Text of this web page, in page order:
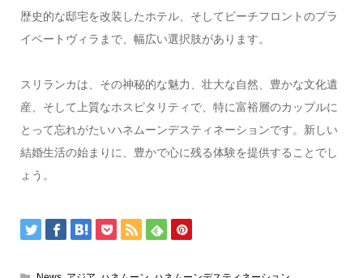
歴史的な邸宅を改装したホテル、そしてビーチフロントのプラ
イベートヴィラまで、幅広い選択肢があります。
スリランカは、その神秘的な魅力、壮大な自然、豊かな文化遺
産、そして上質なホスピタリティで、特に富裕層のカップルに
とって忘れがたいハネムーンデスティネーションです。新しい
結婚生活の始まりに、豊かで心に残る体験を提供することでし
ょう。